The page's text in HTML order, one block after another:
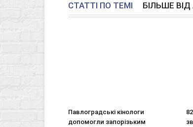
СТАТТІ ПО ТЕМІ БІЛЬШЕ
Павлоградські кінологи
допомогли запорізьким